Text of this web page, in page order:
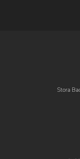
Stora